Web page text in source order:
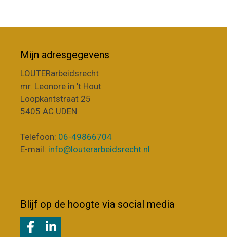
Mijn adresgegevens
LOUTERarbeidsrecht
mr. Leonore in 't Hout
Loopkantstraat 25
5405 AC UDEN
Telefoon: 06-49866704
E-mail: info@louterarbeidsrecht.nl
Blijf op de hoogte via social media